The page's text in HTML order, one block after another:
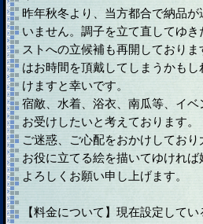
昨年秋冬より、当方都合で納品
いません。調子を立て直してゆ
ストへの立候補も再開しており
はお時間を頂戴してしまうかも
けますと幸いです。
宿敵、水着、浴衣、南瓜等、イ
お受けしたいと考えております。
ご迷惑、ご心配をおかけしてお
お役に立てる絵を描いてゆけれ
よろしくお願い申し上げます。
【料金について】現在設定して